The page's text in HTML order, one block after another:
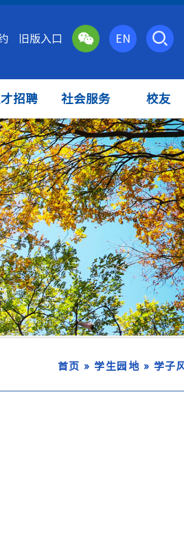
才招聘 社会服务 校友
旧版入口 EN
首页 » 学生园地 » 学子